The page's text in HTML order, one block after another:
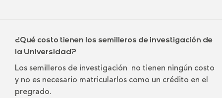
¿Qué costo tienen los semilleros de investigación de
la Universidad?
Los semilleros de investigación no tienen ningún costo
y no es necesario matricularlos como un crédito en el
pregrado.